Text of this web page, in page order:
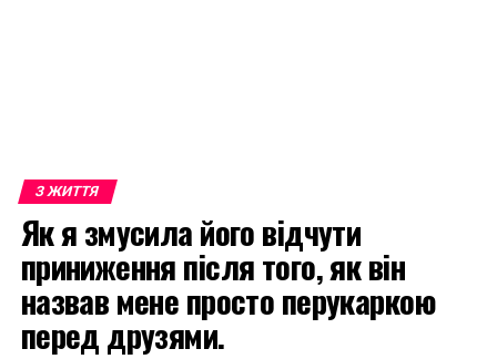
З ЖИТТЯ
Як я змусила його відчути
приниження після того, як він
назвав мене просто перукаркою
перед друзями.